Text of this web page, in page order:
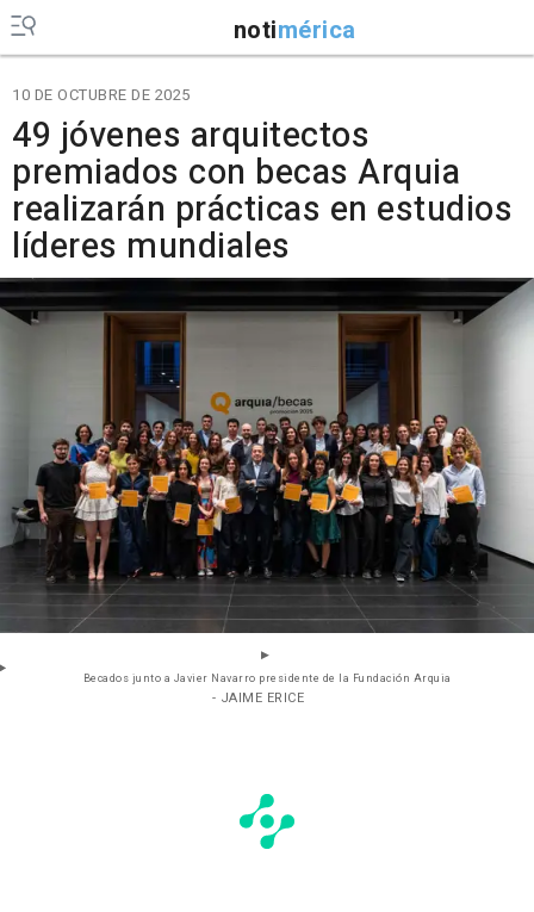
notimérica
10 DE OCTUBRE DE 2025
49 jóvenes arquitectos
premiados con becas Arquia
realizarán prácticas en estudios
líderes mundiales
Becados junto a Javier Navarro presidente de la Fundación Arquia
- JAIME ERICE